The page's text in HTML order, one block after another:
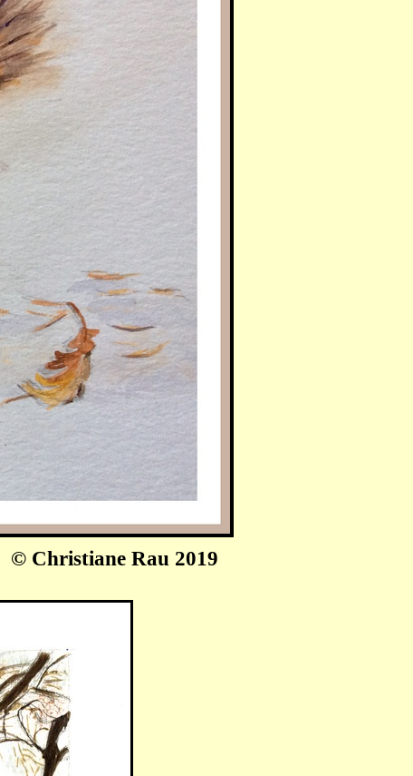
©Christiane Rau 2019